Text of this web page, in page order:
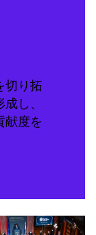
切り拓
し、
献度を